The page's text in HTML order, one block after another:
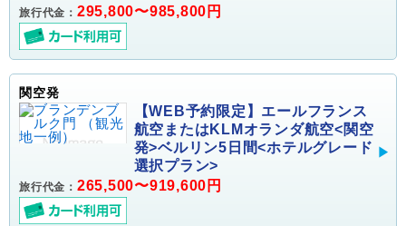
旅行代金： 295,800〜985,800円
関空発
【WEB予約限定】エールフランス
航空またはKLMオランダ航空<関空
発>ベルリン5日間<ホテルグレード
選択プラン>
旅行代金： 265,500〜919,600円